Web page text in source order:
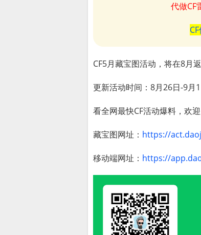
代做CF
CF5月藏宝图活动，将在8月返
更新活动时间：8月26日-9月
看全网最快CF活动爆料，欢
藏宝图网址： https://
移动端网址： https://